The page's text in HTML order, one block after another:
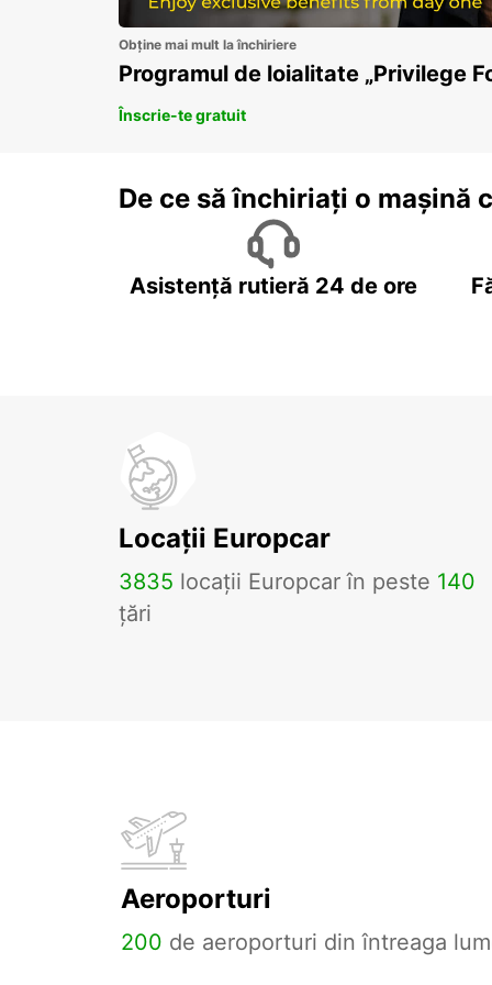
Obține mai mult la închiriere
Programul de loialitate „Privilege
Înscrie-te gratuit
De ce să închiriați o mașină
Asistență rutieră 24 de ore
Locații Europcar
3835 locații Europcar în peste 140
țări
Aeroporturi
200 de aeroporturi din întreaga